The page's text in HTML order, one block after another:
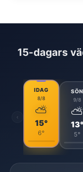
15-dagars
‹
IDAG
8/8
⛅
15°
6°
SÖN
9/8
⛅
13°
5°